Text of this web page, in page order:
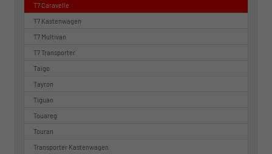
T7 Caravelle
T7 Kastenwagen
T7 Multivan
T7 Transporter
Taigo
Tayron
Tiguan
Touareg
Touran
Transporter Kastenwagen